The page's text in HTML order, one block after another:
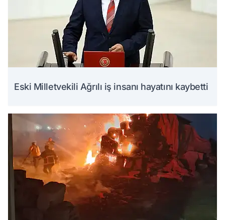
Eski Milletvekili Ağrılı iş insanı hayatını kaybetti